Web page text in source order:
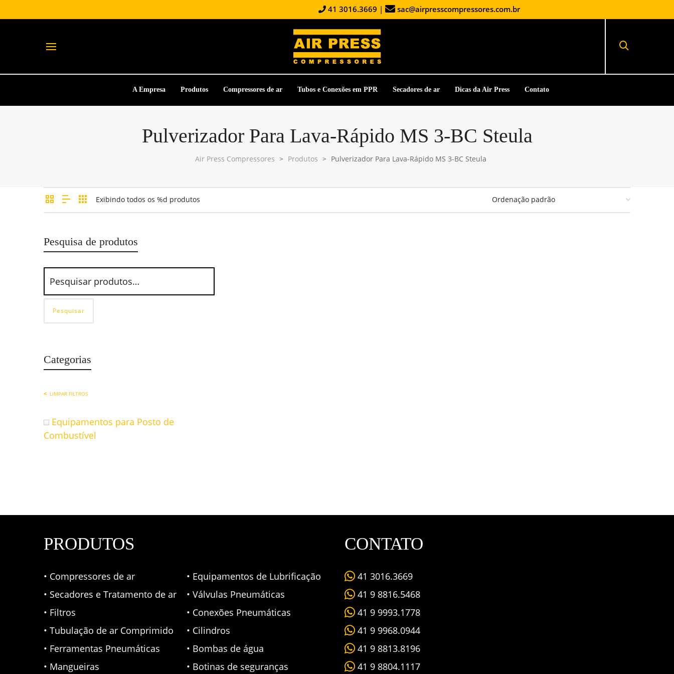
41 3016.3669 | sac@airpresscompressores.com.br
A Empresa Produtos Compressores de ar Tubos e Conexões em PPR Secadores de ar Dicas da Air Press Contato
Pulverizador Para Lava-Rápido MS 3-BC Steula
Air Press Compressores > Produtos > Pulverizador Para Lava-Rápido MS 3-BC Steula
Exibindo todos os %d produtos
Pesquisa de produtos
Pesquisar
Categorias
LIMPAR FILTROS
Equipamentos para Posto de
Combustível
PRODUTOS
• Compressores de ar
• Secadores e Tratamento de ar
• Filtros
• Tubulação de ar Comprimido
• Ferramentas Pneumáticas
• Mangueiras
• Equipamentos de Lubrificação
• Válvulas Pneumáticas
• Conexões Pneumáticas
• Cilindros
• Bombas de água
• Botinas de seguranças
CONTATO
41 3016.3669
41 9 8816.5468
41 9 9993.1778
41 9 9968.0944
41 9 8813.8196
41 9 8804.1117